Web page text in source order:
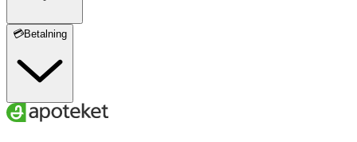
💳Betalning